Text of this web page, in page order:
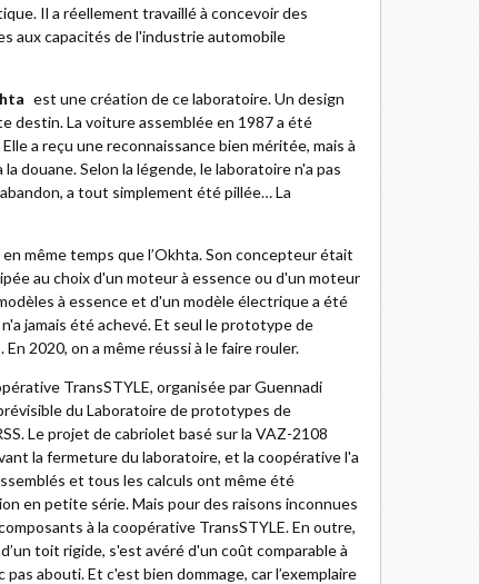
Il a réellement travaillé à concevoir des
aux capacités de l'industrie automobile
est une création de ce laboratoire. Un design
destin. La voiture assemblée en 1987 a été
a reçu une reconnaissance bien méritée, mais à
douane. Selon la légende, le laboratoire n'a pas
a tout simplement été pillée… La
même temps que l’Okhta. Son concepteur était
au choix d'un moteur à essence ou d'un moteur
à essence et d'un modèle électrique a été
jamais été achevé. Et seul le prototype de
2020, on a même réussi à le faire rouler.
TransSTYLE, organisée par Guennadi
du Laboratoire de prototypes de
Le projet de cabriolet basé sur la VAZ-2108
la fermeture du laboratoire, et la coopérative l'a
et tous les calculs ont même été
en petite série. Mais pour des raisons inconnues
à la coopérative TransSTYLE. En outre,
toit rigide, s'est avéré d'un coût comparable à
abouti. Et c'est bien dommage, car l’exemplaire